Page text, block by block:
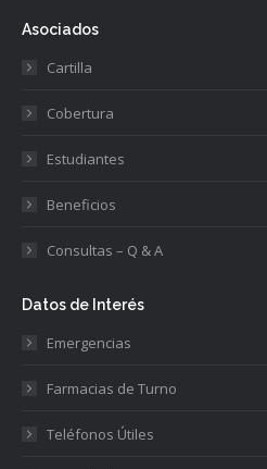
Asociados
Cartilla
Cobertura
Estudiantes
Beneficios
Consultas – Q & A
Datos de Interés
Emergencias
Farmacias de Turno
Teléfonos Útiles